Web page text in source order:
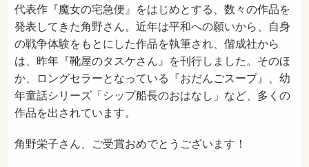
代表作『魔女の宅急便』をはじめとする、数々の作品を
発表してきた角野さん。近年は平和への願いから、自身
の戦争体験をもとにした作品を執筆され、偕成社から
は、昨年『靴屋のタスケさん』を刊行しました。そのほ
か、ロングセラーとなっている『おだんごスープ』、幼
年童話シリーズ「シップ船長のおはなし」など、多くの
作品を出されています。
角野栄子さん、ご受賞おめでとうございます！